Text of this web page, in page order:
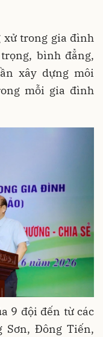
xử trong gia đình
bình đẳng,
xây dựng môi
mỗi gia đình
9 đội đến từ các
Sơn, Đông Tiến,